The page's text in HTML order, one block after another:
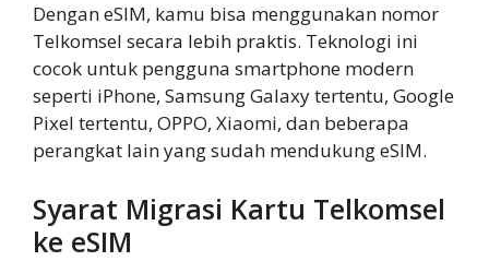
Dengan eSIM, kamu bisa menggunakan nomor
Telkomsel secara lebih praktis. Teknologi ini
cocok untuk pengguna smartphone modern
seperti iPhone, Samsung Galaxy tertentu, Google
Pixel tertentu, OPPO, Xiaomi, dan beberapa
perangkat lain yang sudah mendukung eSIM.
Syarat Migrasi Kartu Telkomsel
ke eSIM